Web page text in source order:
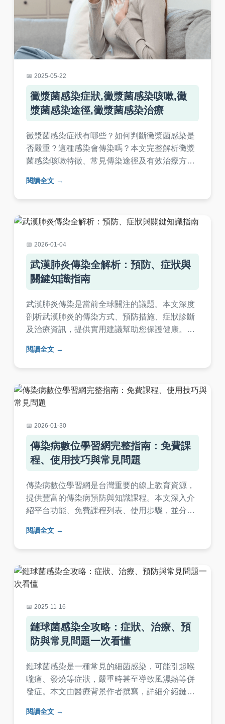
2025-05-22
黴漿菌感染症狀​,黴漿菌感染咳嗽​,黴
漿菌感染途徑​,黴漿菌感染治療
黴漿菌感染症狀有哪些？如何判斷黴漿菌感染是
否嚴重？這種感染會傳染嗎？本文完整解析黴漿
菌感染咳嗽特徵、常見傳染途徑及有效治療方
預防重點，提供專業醫療建議與日常照護對策。
閱讀全文
2026-01-04
武漢肺炎傳染全解析：預防、症狀與
關鍵知識指南
武漢肺炎傳染是當前全球關注的議題。本文深度
剖析武漢肺炎的傳染方式、預防措施、症狀診斷
及治療資訊，提供實用建議幫助您保護健康。涵
清潔，全面指南一次看懂。
閱讀全文
2026-01-30
傳染病數位學習網完整指南：免費課
程、使用技巧與常見問題
傳染病數位學習網是台灣重要的線上教育資源，
提供豐富的傳染病預防與知識課程。本文深入介
紹平台功能、免費課程列表、使用步驟，並分享
者有效學習傳染病相關知識，提升衛生安全意
識。
閱讀全文
2025-11-16
鏈球菌感染全攻略：症狀、治療、預
防與常見問題一次看懂
鏈球菌感染是一種常見的細菌感染，可能引起喉
嚨痛、發燒等症狀，嚴重時甚至導致風濕熱等併
發症。本文由醫療背景作者撰寫，詳細介紹鏈球
事項，以及日常預防技巧。文中包含實用表格、
閱讀全文